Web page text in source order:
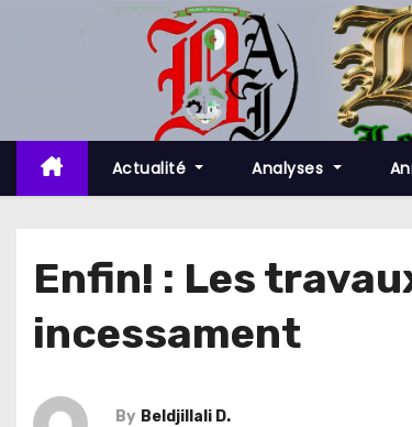
t
c
Actualité Analyses
Enfin! : Les
incessament
By Beldjillali D.